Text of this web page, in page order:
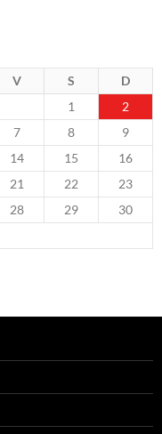
V S
D
1
2
7 8
9
14 15
16
21 22
23
28 29
30